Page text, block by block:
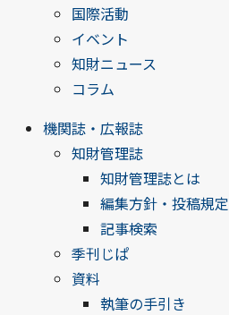
国際活動
イベント
知財ニュース
コラム
機関誌・広報誌
知財管理誌
知財管理誌とは
編集方針・投稿規定
記事検索
季刊じぱ
資料
執筆の手引き